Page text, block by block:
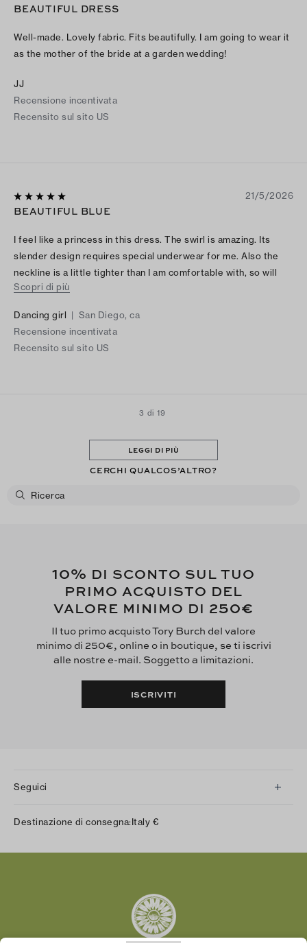
BEAUTIFUL DRESS
Well-made. Lovely fabric. Fits beautifully. I am going to wear it
as the mother of the bride at a garden wedding!
JJ
Recensione incentivata
Recensito sul sito US
21/5/2026
BEAUTIFUL BLUE
I feel like a princess in this dress. The swirl is amazing. Its
slender design requires special underwear for me. Also the
neckline is a little tighter than I am comfortable with, so will
have it altered.
Scopri di più
Dancing girl | San Diego, ca
Recensione incentivata
Recensito sul sito US
3 di 19
LEGGI DI PIÙ
CERCHI QUALCOS’ALTRO?
10% DI SCONTO SUL TUO
PRIMO ACQUISTO DEL
VALORE MINIMO DI 250€
Il tuo primo acquisto Tory Burch del valore
minimo di 250€, online o in boutique, se ti iscrivi
alle nostre e-mail. Soggetto a limitazioni.
ISCRIVITI
Seguici
Twitter
LinkedIn
Destinazione di consegna:Italy €